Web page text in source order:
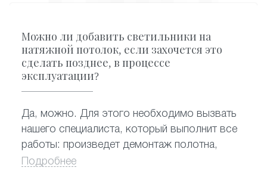
Можно ли добавить светильники на
натяжной потолок, если захочется это
сделать позднее, в процессе
эксплуатации?
Да, можно. Для этого необходимо вызвать
нашего специалиста, который выполнит все
работы: произведет демонтаж полотна,
сделает отверстия под новые светильники,
Подробнее